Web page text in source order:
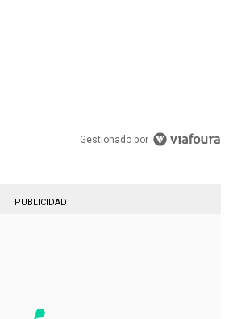
Gestionado por
PUBLICIDAD